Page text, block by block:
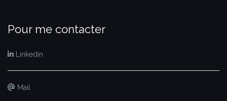
Pour me contacter
Linkedin
Mail